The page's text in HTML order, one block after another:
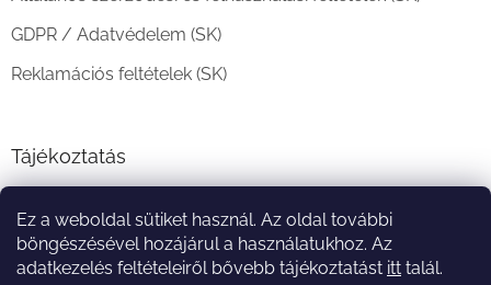
Ez a weboldal sütiket használ. Az oldal további
böngészésével hozájárul a használatukhoz. Az
adatkezelés feltételeiről bővebb tájékoztatást itt talál.
GDPR / Adatvédelem (SK)
Reklamációs feltételek (SK)
Tájékoztatás
A vásárlás menete